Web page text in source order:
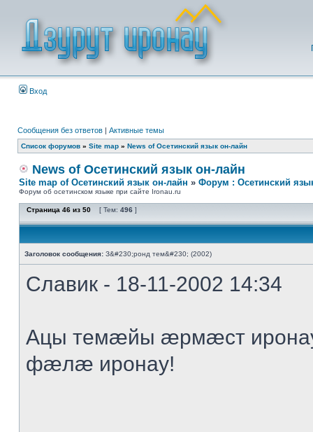
Вход
Сообщения без ответов | Активные темы
Список форумов » Site map » News of Осетинский язык он-лайн
News of Осетинский язык он-лайн
Site map of Осетинский язык он-лайн » Форум : Осетинский
Форум об осетинском языке при сайте Ironau.ru
Страница 46 из 50 [ Тем: 496 ]
Заголовок сообщения: З&#230;ронд тем&#230; (2002)
Славик - 18-11-2002 14:34
Ацы темæйы æрмæст
фæлæ иронау!